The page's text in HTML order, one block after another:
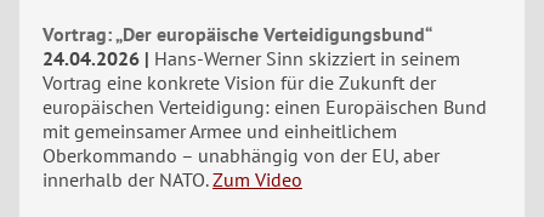
Vortrag: „Der europäische Verteidigungsbund“
24.04.2026
Hans-Werner Sinn skizziert in seinem
Vortrag eine konkrete Vision für die Zukunft der
europäischen Verteidigung: einen Europäischen Bund
mit gemeinsamer Armee und einheitlichem
Oberkommando – unabhängig von der EU, aber
innerhalb der NATO. Zum Video